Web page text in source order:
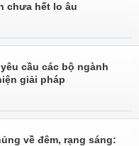
chưa hết lo âu
cầu các bộ ngành
giải pháp
về đêm, rạng sáng: